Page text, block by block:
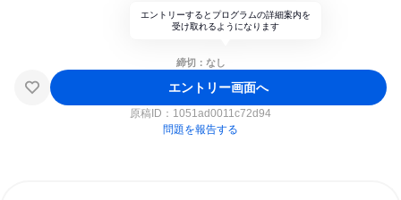
エントリーするとプログラムの詳細案内を
受け取れるようになります
締切：なし
エントリー画面へ
原稿ID： 1051ad0011c72d94
問題を報告する